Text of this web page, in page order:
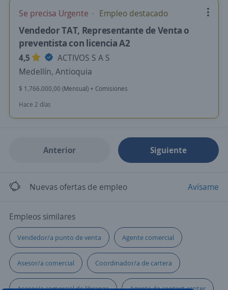
Se precisa Urgente Empleo destacado
Vendedor TAT, Representante de Venta o
preventista con licencia A2
4,5
ACTIVOS S A S
Medellín, Antioquia
$ 1.766.000,00 (Mensual) + Comisiones
Hace 2 días
Anterior Siguiente
Nuevas ofertas de empleo Avísame
Empleos similares
Vendedor/a punto de venta Agente comercial
Asesor/a comercial Coordinador/a de cartera